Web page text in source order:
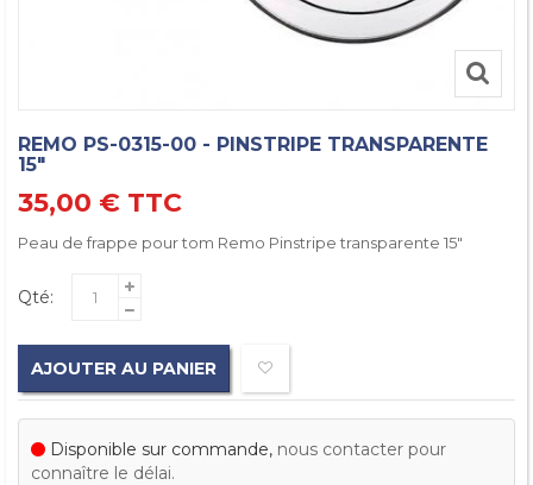
REMO PS-0315-00 - PINSTRIPE TRANSPARENTE
15"
35,00 € TTC
Peau de frappe pour tom Remo Pinstripe transparente 15"
Qté:
AJOUTER AU PANIER
Disponible sur commande, nous contacter pour
connaître le délai.